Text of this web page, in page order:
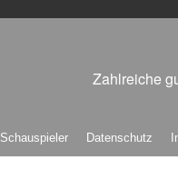
Zahlreiche
Schauspieler Datenschutz